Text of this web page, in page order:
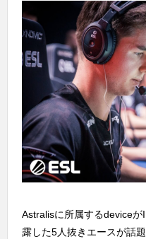
Astralisに所属するdevice
露した5人抜きエースが話